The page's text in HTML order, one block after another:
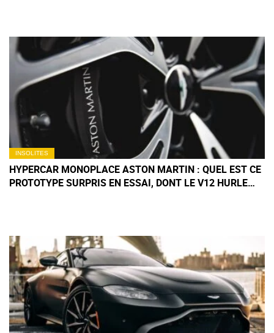
INSOLITES
HYPERCAR MONOPLACE ASTON MARTIN : QUEL EST CE
PROTOTYPE SURPRIS EN ESSAI, DONT LE V12 HURLE